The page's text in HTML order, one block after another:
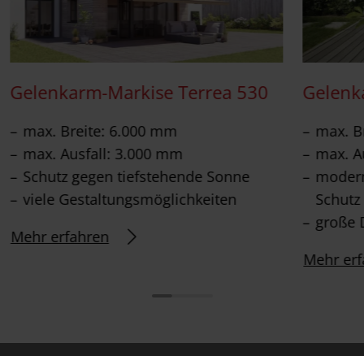
Gelenkarm-Markise Terrea 530
max. Breite: 6.000 mm
max. Ausfall: 3.000 mm
Schutz gegen tiefstehende Sonne
viele Gestaltungsmöglichkeiten
Mehr erfahren
max.
max.
Schutz
große
Mehr